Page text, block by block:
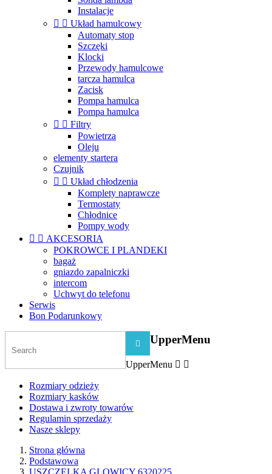
Instalacje
  Układ hamulcowy
Automaty stop
Szczęki
Klocki
Przewody hamulcowe
tarcza hamulca
Zacisk
Pompa hamulca
Pompa hamulca
  Filtry
Powietrza
Oleju
elementy startera
Czujnik
  Układ chłodzenia
Komplety naprawcze
Termostaty
Chłodnice
Pompy wody
  AKCESORIA
POKROWCE I PLANDEKI
bagaż
gniazdo zapalniczki
intercom
Uchwyt do telefonu
Serwis
Bon Podarunkowy
 UpperMenu
UpperMenu  
Rozmiary odzieży
Rozmiary kasków
Dostawa i zwroty towarów
Regulamin sprzedaży
Nasze sklepy
Strona główna
Podstawowa